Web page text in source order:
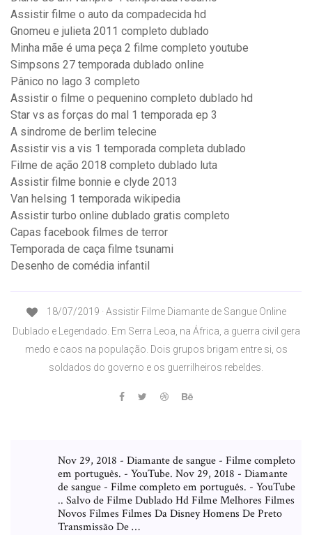
Assistir filme o auto da compadecida hd
Gnomeu e julieta 2011 completo dublado
Minha mãe é uma peça 2 filme completo youtube
Simpsons 27 temporada dublado online
Pânico no lago 3 completo
Assistir o filme o pequenino completo dublado hd
Star vs as forças do mal 1 temporada ep 3
A sindrome de berlim telecine
Assistir vis a vis 1 temporada completa dublado
Filme de ação 2018 completo dublado luta
Assistir filme bonnie e clyde 2013
Van helsing 1 temporada wikipedia
Assistir turbo online dublado gratis completo
Capas facebook filmes de terror
Temporada de caça filme tsunami
Desenho de comédia infantil
18/07/2019 · Assistir Filme Diamante de Sangue Online
Dublado e Legendado. Em Serra Leoa, na África, a guerra civil gera
medo e caos na população. Dois grupos brigam entre si, os
soldados do governo e os guerrilheiros rebeldes.
Nov 29, 2018 - Diamante de sangue - Filme completo
em português. - YouTube. Nov 29, 2018 - Diamante
de sangue - Filme completo em português. - YouTube
.. Salvo de Filme Dublado Hd Filme Melhores Filmes
Novos Filmes Filmes Da Disney Homens De Preto
Transmissão De …